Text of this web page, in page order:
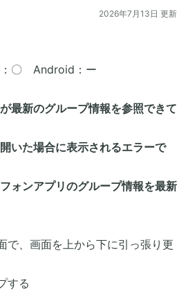
2026年7月13日 更新
〇 Android：ー
最新のグループ情報を参照できて
いた場合に表示されるエラーで
ォンアプリのグループ情報を最新
、画面を上から下に引っ張り更
する